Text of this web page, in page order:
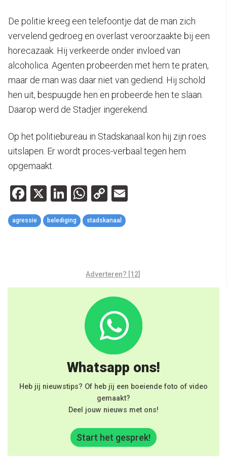
De politie kreeg een telefoontje dat de man zich
vervelend gedroeg en overlast veroorzaakte bij een
horecazaak. Hij verkeerde onder invloed van
alcoholica. Agenten probeerden met hem te praten,
maar de man was daar niet van gediend. Hij schold
hen uit, bespuugde hen en probeerde hen te slaan.
Daarop werd de Stadjer ingerekend.
Op het politiebureau in Stadskanaal kon hij zijn roes
uitslapen. Er wordt proces-verbaal tegen hem
opgemaakt.
Facebook
X LinkedIn
WhatsApp
Copy
Link
agressie belediging stadskanaal
Adverteren? [12]
Whatsapp ons!
Heb jij nieuwstips? Of heb jij een boeiende foto of video
gemaakt?
Deel jouw nieuws met ons!
Start het gesprek!